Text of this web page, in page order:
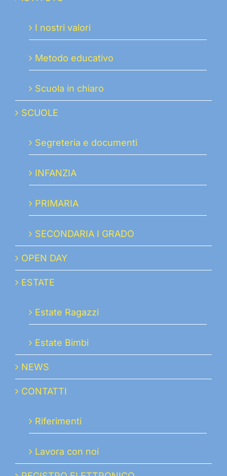
I nostri valori
Metodo educativo
Scuola in chiaro
SCUOLE
Segreteria e documenti
INFANZIA
PRIMARIA
SECONDARIA I GRADO
OPEN DAY
ESTATE
Estate Ragazzi
Estate Bimbi
NEWS
CONTATTI
Riferimenti
Lavora con noi